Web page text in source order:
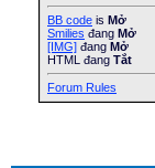
BB code is Mở
Smilies đang Mở
[IMG] đang Mở
HTML đang Tắt
Forum Rules